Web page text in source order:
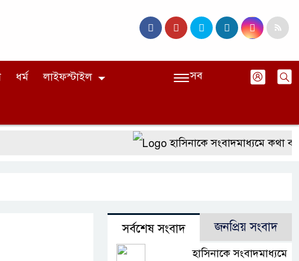
ধর্ম লাইফস্টাইল সব
হাসিনাকে সংবাদমাধ্যমে কথা
সর্বশেষ সংবাদ জনপ্রিয় সংবাদ
হাসিনাকে সংবাদমাধ্যমে